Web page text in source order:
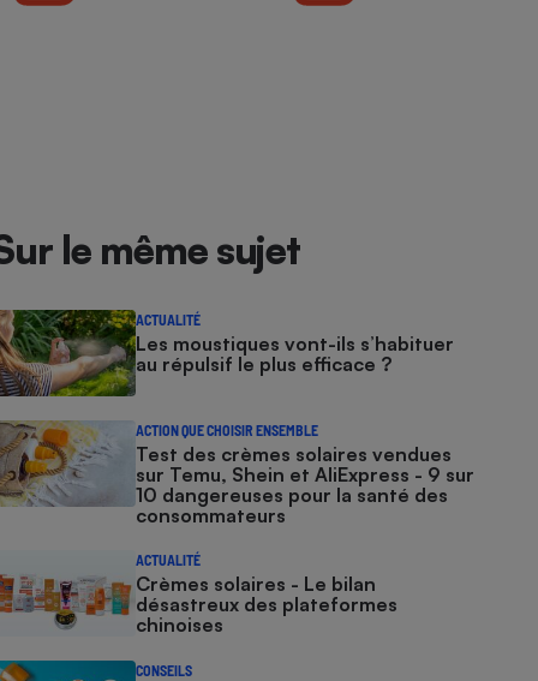
le même sujet
ACTUALITÉ
Les moustiques vont-ils s’habituer
au répulsif le plus efficace ?
ACTION QUE CHOISIR ENSEMBLE
Test des crèmes solaires vendues
sur Temu, Shein et AliExpress - 9 sur
10 dangereuses pour la santé des
consommateurs
ACTUALITÉ
Crèmes solaires - Le bilan
désastreux des plateformes
chinoises
CONSEILS